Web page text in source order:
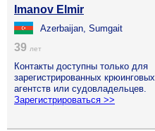
Imanov Elmir
Azerbaijan, Sumgait
39 лет
Контакты доступны только для
зарегистрированных крюинговых
агентств или судовладельцев.
Зарегистрироваться >>